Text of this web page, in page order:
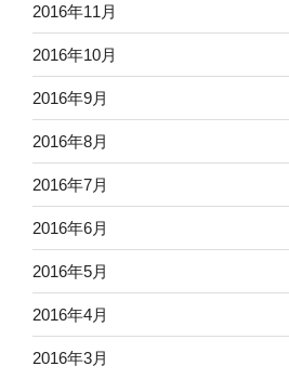
2016年11月
2016年10月
2016年9月
2016年8月
2016年7月
2016年6月
2016年5月
2016年4月
2016年3月